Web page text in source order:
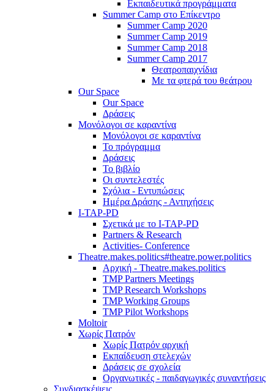
Εκπαιδευτικά προγράμματα
Summer Camp στο Επίκεντρο
Summer Camp 2020
Summer Camp 2019
Summer Camp 2018
Summer Camp 2017
Θεατροπαιχνίδια
Με τα φτερά του θεάτρου
Our Space
Our Space
Δράσεις
Μονόλογοι σε καραντίνα
Μονόλογοι σε καραντίνα
Το πρόγραμμα
Δράσεις
Το βιβλίο
Οι συντελεστές
Σχόλια - Εντυπώσεις
Ημέρα Δράσης - Αντηχήσεις
I-TAP-PD
Σχετικά με το I-TAP-PD
Partners & Research
Activities- Conference
Theatre.makes.politics#theatre.power.politics
Αρχική - Theatre.makes.politics
TMP Partners Meetings
TMP Research Workshops
TMP Working Groups
TMP Pilot Workshops
Moltoir
Χωρίς Πατρόν
Χωρίς Πατρόν αρχική
Εκπαίδευση στελεχών
Δράσεις σε σχολεία
Οργανωτικές - παιδαγωγικές συναντήσεις
Συνδιασκέψεις